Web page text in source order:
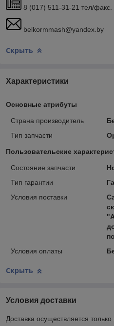
8 (017) 511-31-21 тел/факс.
belkormmash@yandex.by
Скрыть
Характеристики
Основные атрибуты
Страна производитель
Тип запчасти
Пользовательские
Состояние запчасти
Тип гарантии
Условия поставки
Условия оплаты
Скрыть
Условия доставки
Доставка осуществляется